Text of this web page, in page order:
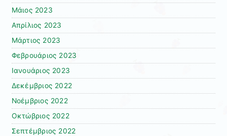
Μάιος 2023
Απρίλιος 2023
Μάρτιος 2023
Φεβρουάριος 2023
Ιανουάριος 2023
Δεκέμβριος 2022
Νοέμβριος 2022
Οκτώβριος 2022
Σεπτέμβριος 2022